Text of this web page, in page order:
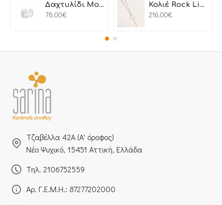
Δαχτυλίδι Motion
78,00€
Κολιέ Rock Line
216,00€
Τζαβέλλα 42Α (Α' όροφος)
Νέο Ψυχικό, 15451 Αττική, Ελλάδα
Τηλ. 2106752559
Αρ. Γ.Ε.Μ.Η.: 87277202000